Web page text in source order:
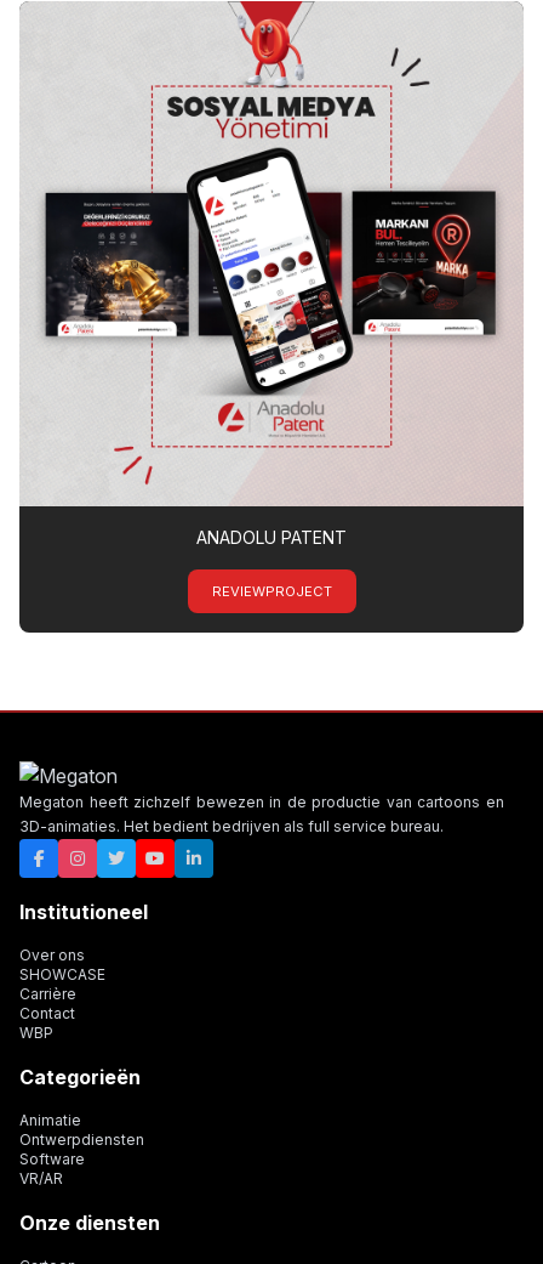
ANADOLU PATENT
REVIEWPROJECT
Megaton heeft zichzelf bewezen in de productie van cartoons en
3D-animaties. Het bedient bedrijven als full service bureau.
Institutioneel
Over ons
SHOWCASE
Carrière
Contact
WBP
Categorieën
Animatie
Ontwerpdiensten
Software
VR/AR
Onze diensten